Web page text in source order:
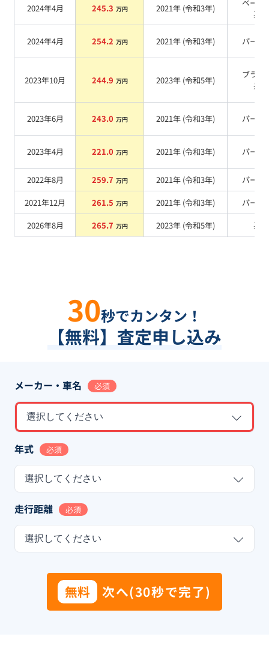
2024年4月 245.3 万円 2021年 (令和3年)
ベージ
系
2024年4月 254.2 万円 2021年 (令和3年) パール
2023年10月 244.9 万円 2023年 (令和5年)
ブラッ
系
2023年6月 243.0 万円 2021年 (令和3年) パール
2023年4月 221.0 万円 2021年 (令和3年) パール
2022年8月 259.7 万円 2021年 (令和3年) パール
2021年12月
261.5 万円 2021年 (令和3年) パール
2026年8月
265.7 万円 2023年 (令和5年) 系
30秒でカンタン！
【無料】査定申し込み
メーカー・車名 必須
選択してください
年式 必須
選択してください
走行距離 必須
選択してください
無料 次へ(30秒で完了)